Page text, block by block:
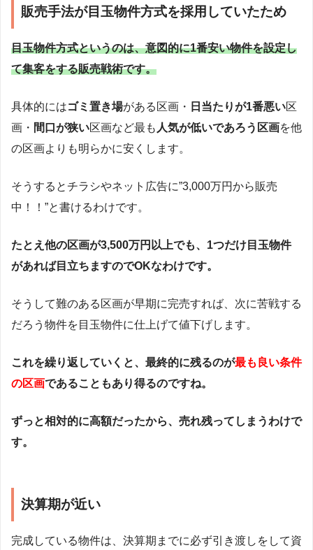
販売手法が目玉物件方式を採用していたため
目玉物件方式というのは、意図的に1番安い物件を設定し
て集客をする販売戦術です。
具体的にはゴミ置き場がある区画・ 日当たりが1番悪い区
画・ 間口が狭い区画など最も 人気が低いであろう区画を他
の区画よりも明らかに安くします。
そうするとチラシやネット広告に”3,000万円から販売
中！！”と書けるわけです。
たとえ他の区画が3,500万円以上でも、1つだけ目玉物件
があれば目立ちますのでOKなわけです。
そうして難のある区画が早期に完売すれば、次に苦戦する
だろう物件を目玉物件に仕上げて値下げします。
これを繰り返していくと、最終的に残るのが最も良い条件
の区画であることもあり得るのですね。
ずっと相対的に高額だったから、売れ残ってしまうわけで
す。
決算期が近い
完成している物件は、決算期までに必ず引き渡しをして資